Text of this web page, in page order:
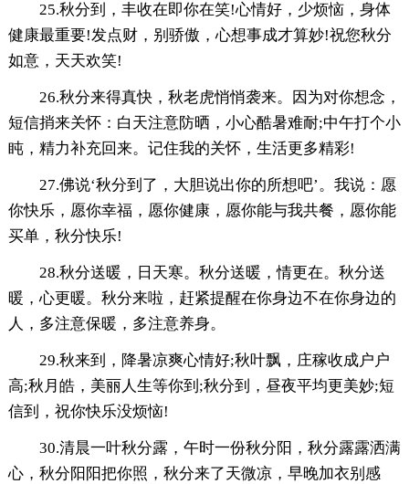
25.秋分到，丰收在即你在笑!心情好，少烦恼，身体
健康最重要!发点财，别骄傲，心想事成才算妙!祝您秋分
如意，天天欢笑!
26.秋分来得真快，秋老虎悄悄袭来。因为对你想念，
短信捎来关怀：白天注意防晒，小心酷暑难耐;中午打个小
盹，精力补充回来。记住我的关怀，生活更多精彩!
27.佛说‘秋分到了，大胆说出你的所想吧’。我说：愿
你快乐，愿你幸福，愿你健康，愿你能与我共餐，愿你能
买单，秋分快乐!
28.秋分送暖，日天寒。秋分送暖，情更在。秋分送
暖，心更暖。秋分来啦，赶紧提醒在你身边不在你身边的
人，多注意保暖，多注意养身。
29.秋来到，降暑凉爽心情好;秋叶飘，庄稼收成户户
高;秋月皓，美丽人生等你到;秋分到，昼夜平均更美妙;短
信到，祝你快乐没烦恼!
30.清晨一叶秋分露，午时一份秋分阳，秋分露露洒满
心，秋分阳阳把你照，秋分来了天微凉，早晚加衣别感